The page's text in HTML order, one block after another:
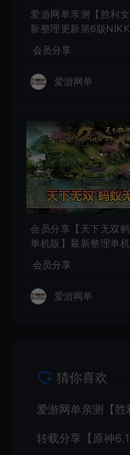
爱游网单亲测【胜利
新整理更新第6版
版本官服GM可无限抽
情免虚拟机一键端视频
学
会员分享
爱游网单
会员分享【天下无双
单机版】最新整理单
带GM命令后台 武侠怀
免虚拟机一键端 配套
学
会员分享
爱游网单
猜你喜欢